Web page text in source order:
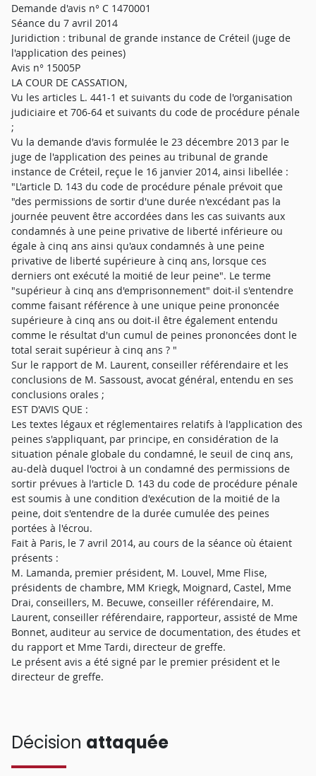
Demande d'avis n° C 1470001
Séance du 7 avril 2014
Juridiction : tribunal de grande instance de Créteil (juge de
l'application des peines)
Avis n° 15005P
LA COUR DE CASSATION,
Vu les articles L. 441-1 et suivants du code de l'organisation
judiciaire et 706-64 et suivants du code de procédure pénale
;
Vu la demande d'avis formulée le 23 décembre 2013 par le
juge de l'application des peines au tribunal de grande
instance de Créteil, reçue le 16 janvier 2014, ainsi libellée :
"L'article D. 143 du code de procédure pénale prévoit que
"des permissions de sortir d'une durée n'excédant pas la
journée peuvent être accordées dans les cas suivants aux
condamnés à une peine privative de liberté inférieure ou
égale à cinq ans ainsi qu'aux condamnés à une peine
privative de liberté supérieure à cinq ans, lorsque ces
derniers ont exécuté la moitié de leur peine". Le terme
"supérieur à cinq ans d'emprisonnement" doit-il s'entendre
comme faisant référence à une unique peine prononcée
supérieure à cinq ans ou doit-il être également entendu
comme le résultat d'un cumul de peines prononcées dont le
total serait supérieur à cinq ans ? "
Sur le rapport de M. Laurent, conseiller référendaire et les
conclusions de M. Sassoust, avocat général, entendu en ses
conclusions orales ;
EST D'AVIS QUE :
Les textes légaux et réglementaires relatifs à l'application des
peines s'appliquant, par principe, en considération de la
situation pénale globale du condamné, le seuil de cinq ans,
au-delà duquel l'octroi à un condamné des permissions de
sortir prévues à l'article D. 143 du code de procédure pénale
est soumis à une condition d'exécution de la moitié de la
peine, doit s'entendre de la durée cumulée des peines
portées à l'écrou.
Fait à Paris, le 7 avril 2014, au cours de la séance où étaient
présents :
M. Lamanda, premier président, M. Louvel, Mme Flise,
présidents de chambre, MM Kriegk, Moignard, Castel, Mme
Drai, conseillers, M. Becuwe, conseiller référendaire, M.
Laurent, conseiller référendaire, rapporteur, assisté de Mme
Bonnet, auditeur au service de documentation, des études et
du rapport et Mme Tardi, directeur de greffe.
Le présent avis a été signé par le premier président et le
directeur de greffe.
Décision attaquée